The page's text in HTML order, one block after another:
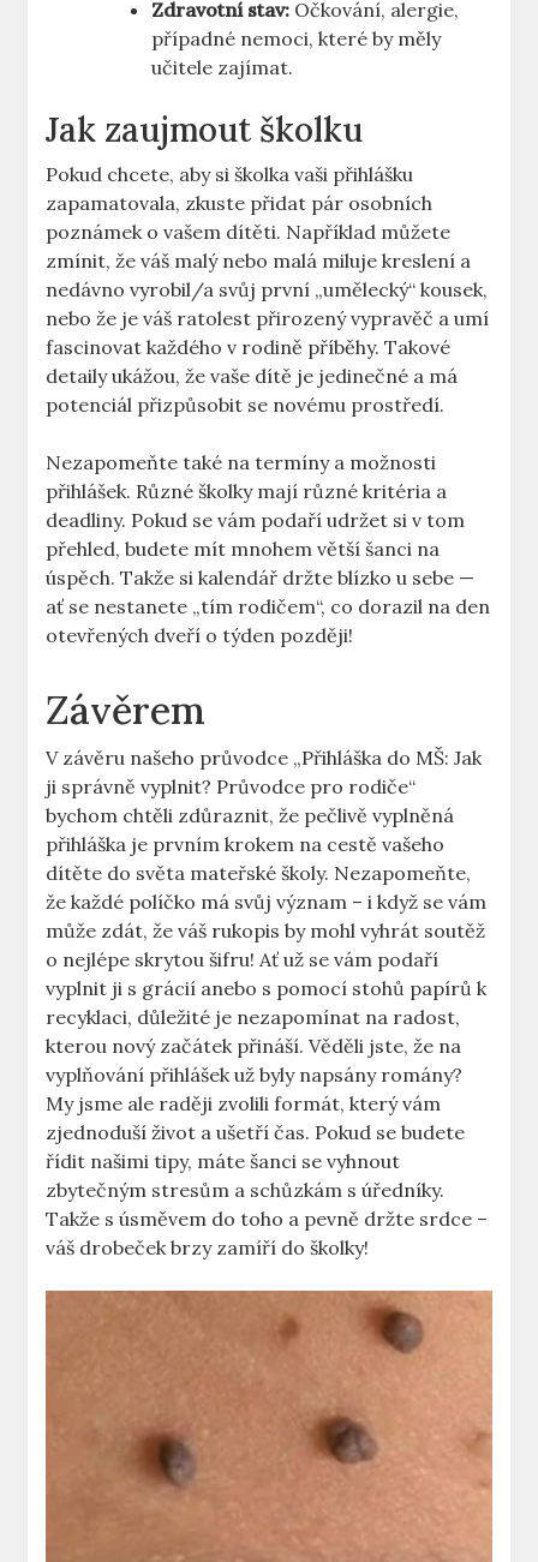
Zdravotní stav: Očkování, ⁢alergie,
případné nemoci, které by měly
učitele zajímat.
Jak​ zaujmout školku
Pokud chcete, aby si školka vaši přihlášku
zapamatovala, zkuste přidat pár osobních
poznámek o ⁢vašem dítěti. Například můžete
zmínit, že váš malý nebo malá miluje ⁤kreslení ⁣a
nedávno vyrobil/a svůj první „umělecký“ kousek,
nebo že je váš ratolest přirozený vypravěč a umí
fascinovat každého v rodině příběhy. Takové
detaily ukážou, že vaše dítě je jedinečné a má
potenciál⁤ přizpůsobit se novému prostředí.
Nezapomeňte také na termíny​ a možnosti
přihlášek. Různé školky mají různé kritéria a
deadliny. Pokud se vám podaří⁤ udržet si v tom
⁣přehled, budete mít mnohem ⁣větší šanci⁤ na
úspěch. Takže si kalendář držte blízko u sebe —
ať se nestanete „tím ‍rodičem“, co dorazil na den
otevřených dveří o týden později!
Závěrem
V závěru našeho průvodce „Přihláška‌ do MŠ: Jak
ji ‌správně vyplnit?⁣ Průvodce pro rodiče“
bychom⁤ chtěli zdůraznit, ⁤že pečlivě vyplněná
‌přihláška je prvním krokem na cestě vašeho
dítěte do světa mateřské⁢ školy. Nezapomeňte,
že⁤ každé políčko má‍ svůj význam – i ⁣když se vám
⁤může​ zdát, že váš rukopis by mohl vyhrát soutěž
⁤o nejlépe skrytou šifru! Ať už se vám podaří
vyplnit⁤ ji s grácií anebo s pomocí⁤ stohů papírů k
recyklaci, důležité je nezapomínat na radost,
kterou nový začátek přináší. Věděli jste,⁣ že na
vyplňování přihlášek už byly napsány romány?
⁢My jsme ale raději zvolili formát, který vám
zjednoduší život a ušetří čas.‍ Pokud se budete
řídit našimi​ tipy, máte šanci se vyhnout
zbytečným stresům a schůzkám‌ s úředníky.
Takže s úsměvem do toho a pevně držte srdce –
⁢váš drobeček brzy zamíří do školky!